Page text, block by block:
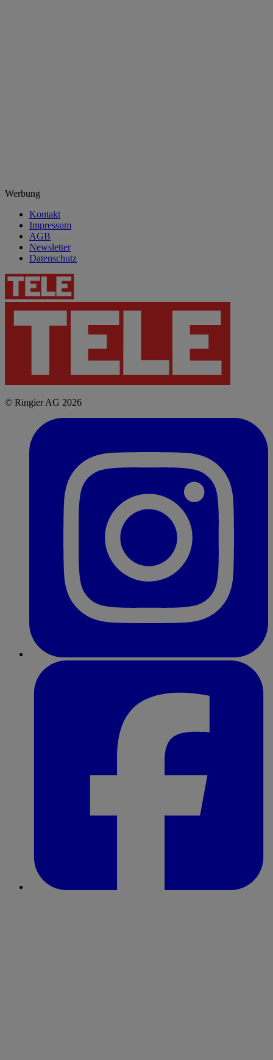
Werbung
Kontakt
Impressum
AGB
Newsletter
Datenschutz
© Ringier AG 2026